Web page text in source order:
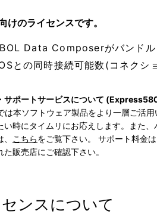
けのライセンスです。
Data Composerがバンドル
との同時接続可能数(コネクシ
サポートサービスについて
は本ソフトウェア製品をより一層ご活
い時にタイムリにお応えします。また
こちらをご覧下さい。 サポート料金
た販売店にご確認下さい。
ンスについて